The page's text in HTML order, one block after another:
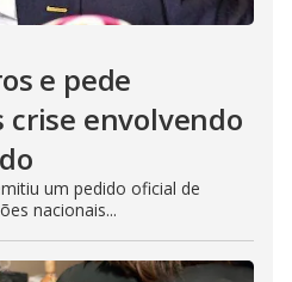
e pede
crise envolvendo
um pedido oficial de
nacionais...